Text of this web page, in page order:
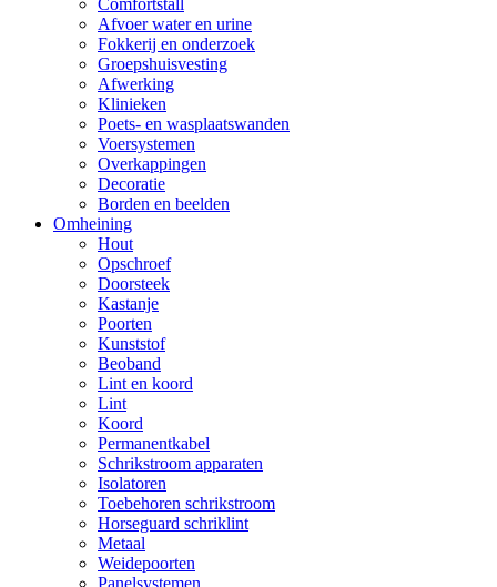
Comfortstall
Afvoer water en urine
Fokkerij en onderzoek
Groepshuisvesting
Afwerking
Klinieken
Poets- en wasplaatswanden
Voersystemen
Overkappingen
Decoratie
Borden en beelden
Omheining
Hout
Opschroef
Doorsteek
Kastanje
Poorten
Kunststof
Beoband
Lint en koord
Lint
Koord
Permanentkabel
Schrikstroom apparaten
Isolatoren
Toebehoren schrikstroom
Horseguard schriklint
Metaal
Weidepoorten
Panelsystemen